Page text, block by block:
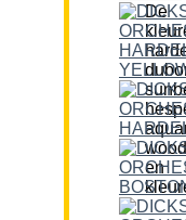
De
en